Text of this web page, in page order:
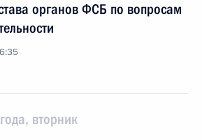
органов ФСБ по вопросам
вторник